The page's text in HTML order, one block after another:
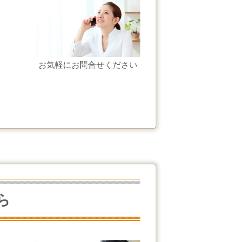
お気軽にお問合せください